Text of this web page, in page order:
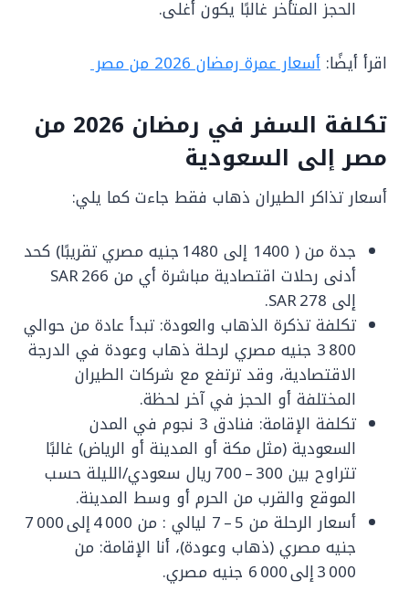
الحجز المتأخر غالبًا يكون أغلى.
اقرأ أيضًا: أسعار عمرة رمضان 2026 من مصر
تكلفة السفر في رمضان 2026 من
مصر إلى السعودية
أسعار تذاكر الطيران ذهاب فقط جاءت كما يلي:
جدة من ( 1400 إلى 1480 جنيه مصري تقريبًا) كحد
أدنى رحلات اقتصادية مباشرة أي من SAR 266
إلى SAR 278.
تكلفة تذكرة الذهاب والعودة: تبدأ عادة من حوالي
3 800 جنيه مصري لرحلة ذهاب وعودة في الدرجة
الاقتصادية، وقد ترتفع مع شركات الطيران
المختلفة أو الحجز في آخر لحظة.
تكلفة الإقامة: فنادق 3 نجوم في المدن
السعودية (مثل مكة أو المدينة أو الرياض) غالبًا
تتراوح بين 300 – 700 ريال سعودي/الليلة حسب
الموقع والقرب من الحرم أو وسط المدينة.
أسعار الرحلة من 5 – 7 ليالي : من 4 000 إلى 7 000
جنيه مصري (ذهاب وعودة)، أنا الإقامة: من
3 000 إلى 6 000 جنيه مصري.